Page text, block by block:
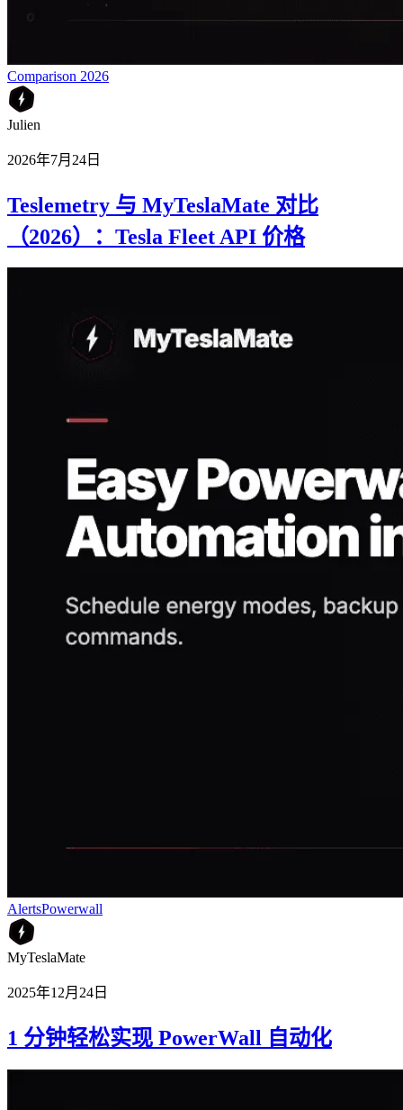
Comparison 2026
Julien
2026年7月24日
Teslemetry 与 MyTeslaMate 对比
（2026）：Tesla Fleet API 价格
AlertsPowerwall
MyTeslaMate
2025年12月24日
1 分钟轻松实现 PowerWall 自动化